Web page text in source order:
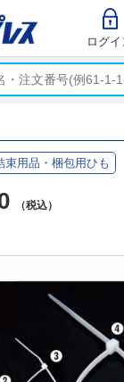
ログイ
束用品・梱包用ひも
（税込）